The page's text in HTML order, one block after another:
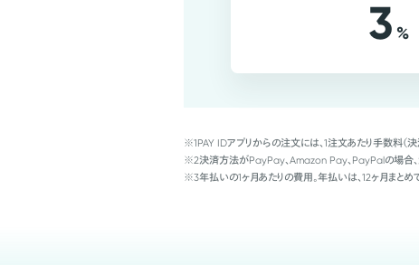
3 %
※1PAY IDアプリからの注文には、1注文あたり手数料（
※2決済方法がPayPay、Amazon Pay、PayPalの場合
※3年払いの1ヶ月あたりの費用。年払いは、12ヶ月まとめ